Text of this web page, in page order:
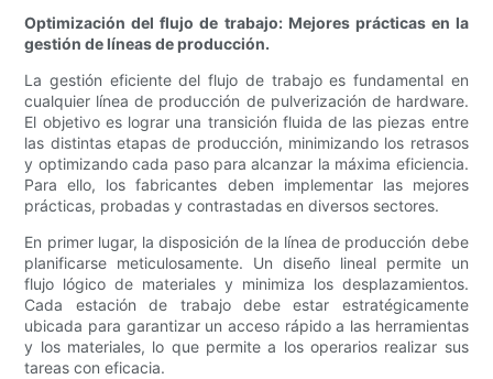
Optimización del flujo de trabajo: Mejores prácticas en la
gestión de líneas de producción.
La gestión eficiente del flujo de trabajo es fundamental en
cualquier línea de producción de pulverización de hardware.
El objetivo es lograr una transición fluida de las piezas entre
las distintas etapas de producción, minimizando los retrasos
y optimizando cada paso para alcanzar la máxima eficiencia.
Para ello, los fabricantes deben implementar las mejores
prácticas, probadas y contrastadas en diversos sectores.
En primer lugar, la disposición de la línea de producción debe
planificarse meticulosamente. Un diseño lineal permite un
flujo lógico de materiales y minimiza los desplazamientos.
Cada estación de trabajo debe estar estratégicamente
ubicada para garantizar un acceso rápido a las herramientas
y los materiales, lo que permite a los operarios realizar sus
tareas con eficacia.